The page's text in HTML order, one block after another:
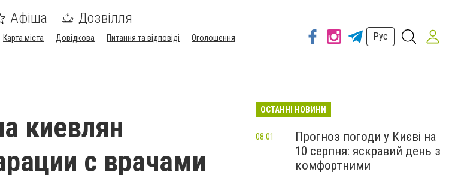
Афіша Дозвілля
Карта міста Довідкова Питання та відповіді
Оголошення
Рус
киевлян
с врачами
ОСТАННІ НОВИНИ
Прогноз погоди у Києві на
10 серпня: яскравий день з
комфортними
08:01